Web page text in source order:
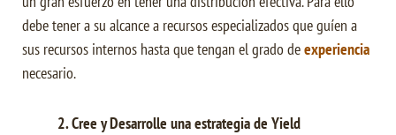
debe tener a su alcance a recursos especializados que guíen a
sus recursos internos hasta que tengan el grado deexperiencia
necesario.
2. Cree y Desarrolle una estrategia de Yield